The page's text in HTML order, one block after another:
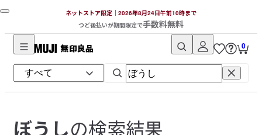
ネットストア限定｜2026年8月24日午前10時まで
つど後払いが期間限定で手数料無料
無
印
良
ネ
0
ぼうしの検索結果